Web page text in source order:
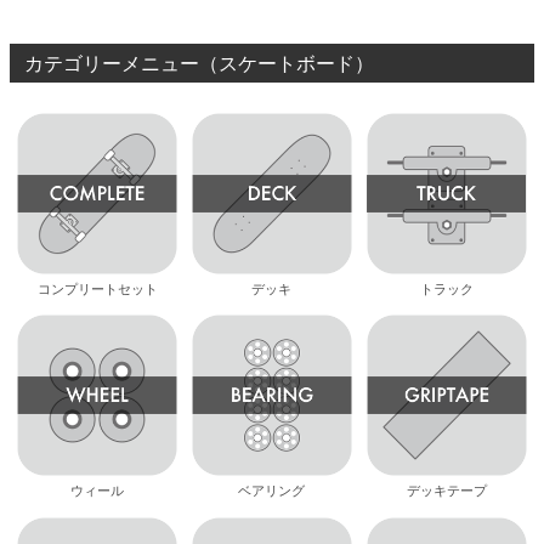
カテゴリーメニュー（スケートボード）
コンプリートセット デッキ トラック
ウィール ベアリング デッキテープ